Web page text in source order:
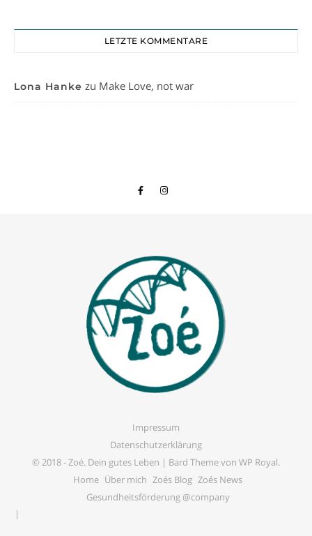
LETZTE KOMMENTARE
Lona Hanke zu Make Love, not war
Impressum
Datenschutzerklärung
© 2018 -Zoé. Dein gutes Leben | Bard Theme von WP Royal.
Home Über mich Zoés Blog Zoés News
Gesundheitsförderung @company